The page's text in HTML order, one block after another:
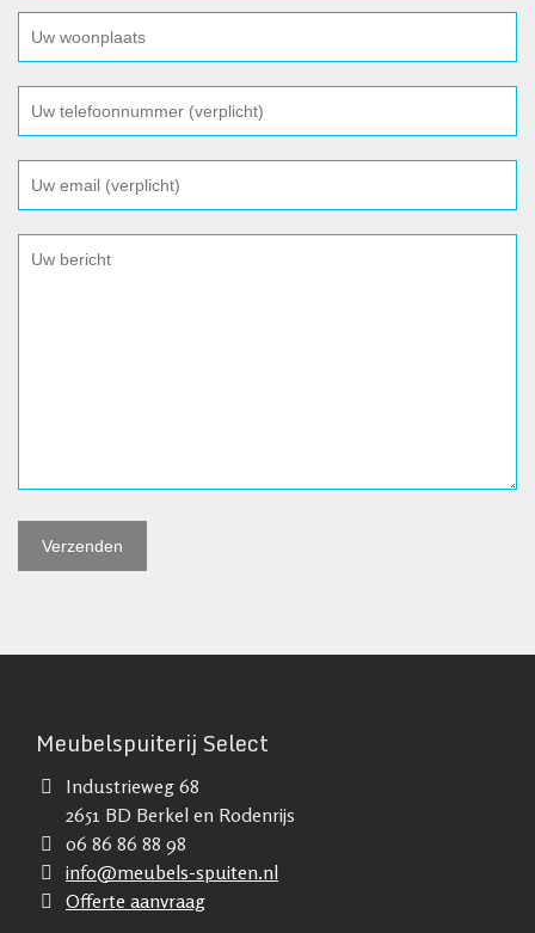
Meubelspuiterij Select
Industrieweg 68
2651 BD Berkel en Rodenrijs
06 86 86 88 98
info@meubels-spuiten.nl
Offerte aanvraag